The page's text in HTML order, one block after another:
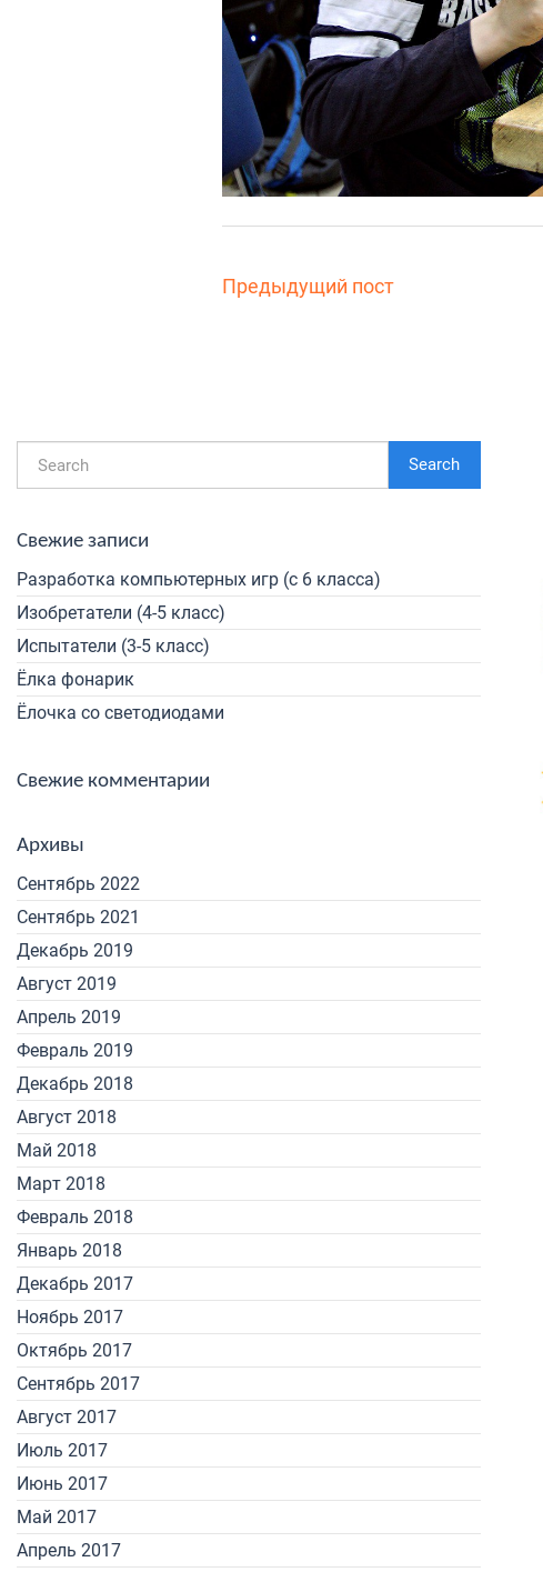
Предыдущий пост
Search
Свежие записи
Разработка компьютерных игр (с 6 класса)
Изобретатели (4-5 класс)
Испытатели (3-5 класс)
Ёлка фонарик
Ёлочка со светодиодами
Свежие комментарии
Архивы
Сентябрь 2022
Сентябрь 2021
Декабрь 2019
Август 2019
Апрель 2019
Февраль 2019
Декабрь 2018
Август 2018
Май 2018
Март 2018
Февраль 2018
Январь 2018
Декабрь 2017
Ноябрь 2017
Октябрь 2017
Сентябрь 2017
Август 2017
Июль 2017
Июнь 2017
Май 2017
Апрель 2017